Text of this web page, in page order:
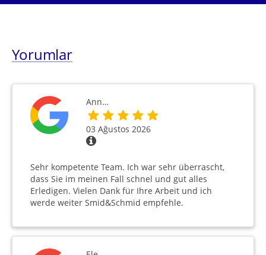
Yorumlar
Ann…
03 Ağustos 2026
Sehr kompetente Team. Ich war sehr überrascht,
dass Sie im meinen Fall schnel und gut alles
Erledigen. Vielen Dank für Ihre Arbeit und ich
werde weiter Smid&Schmid empfehle.